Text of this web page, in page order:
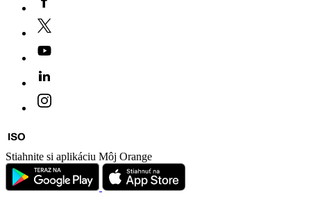
Stiahnite si aplikáciu Môj Orange